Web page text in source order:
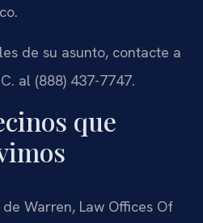
de su asunto, contacte a
al (888) 437-7747.
que
Warren, Law Offices Of